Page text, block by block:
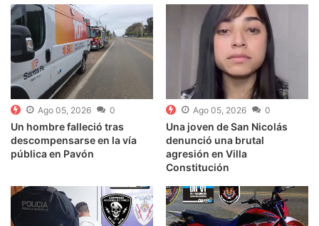
Ago 05, 2026 0
Un hombre falleció tras
descompensarse en la vía
pública en Pavón
Ago 05, 2026 0
Una joven de San Nicolás
denunció una brutal
agresión en Villa
Constitución